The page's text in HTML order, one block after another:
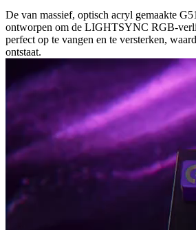
De van massief, optisch acryl gemaakte
ontworpen om de LIGHTSYNC RGB-
perfect op te vangen en te versterken,
ontstaat.